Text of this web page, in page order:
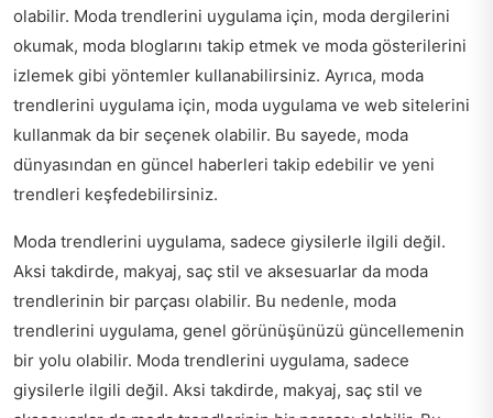
olabilir. Moda trendlerini uygulama için, moda dergilerini
okumak, moda bloglarını takip etmek ve moda gösterilerini
izlemek gibi yöntemler kullanabilirsiniz. Ayrıca, moda
trendlerini uygulama için, moda uygulama ve web sitelerini
kullanmak da bir seçenek olabilir. Bu sayede, moda
dünyasından en güncel haberleri takip edebilir ve yeni
trendleri keşfedebilirsiniz.
Moda trendlerini uygulama, sadece giysilerle ilgili değil.
Aksi takdirde, makyaj, saç stil ve aksesuarlar da moda
trendlerinin bir parçası olabilir. Bu nedenle, moda
trendlerini uygulama, genel görünüşünüzü güncellemenin
bir yolu olabilir. Moda trendlerini uygulama, sadece
giysilerle ilgili değil. Aksi takdirde, makyaj, saç stil ve